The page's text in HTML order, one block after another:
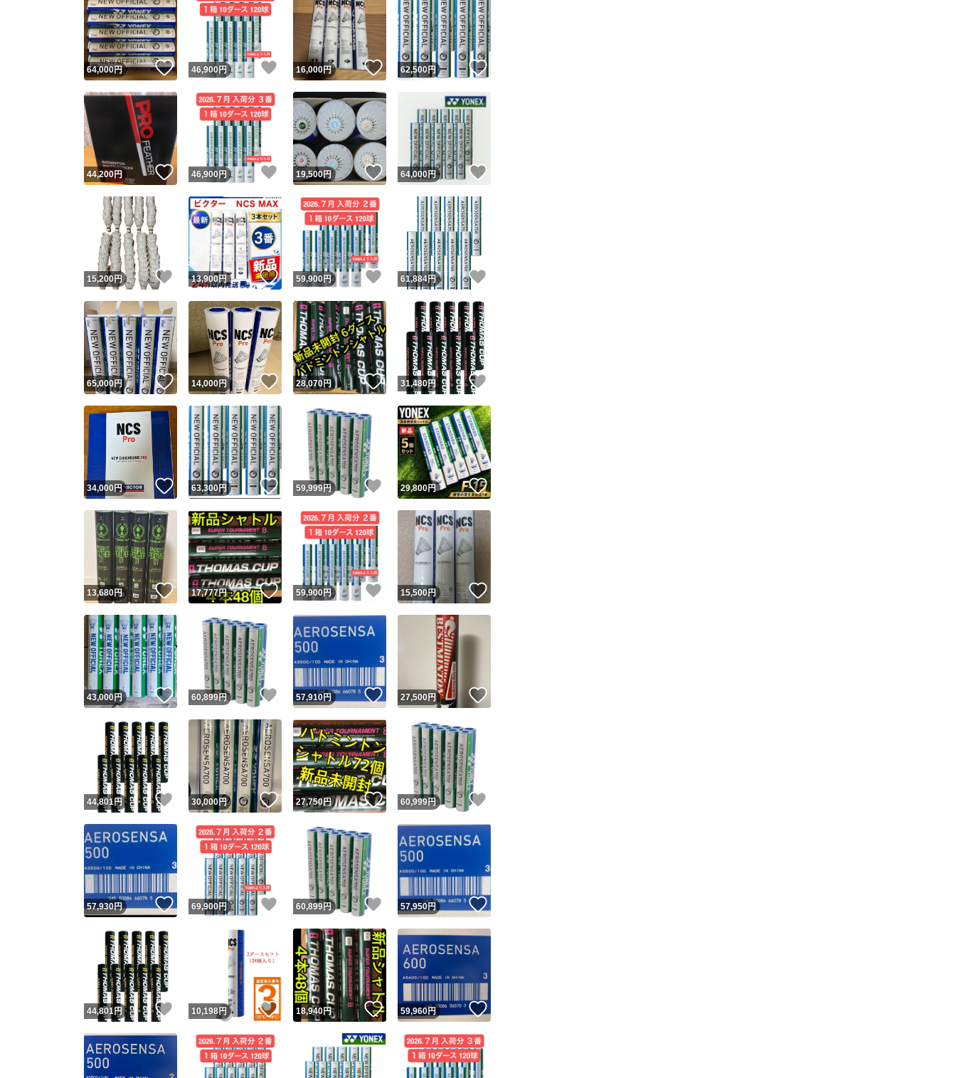
安心取引出品者
安心取引出品者 Yahoo!フリマの基準をクリアした安心・安全なユーザーです
取引実績
取引実績◯+ このユーザーはYahoo!フリマの取引を完了させた実績があります
他フリマ実績◯+ このユーザーは他フリマサービスでの取引実績があります
スピード&安心発送
※このバッジは実績に基づく表示であり、発送を保証しているものではありません
スピード＆安心発送
このユーザーは高頻度で24時間以内＆設定した発送日数内に発送してい
ます
スピード発送 このユーザーは高頻度で24時間以内に発送しています
安心発送 このユーザーは設定した発送日数内に発送しています
この商品の情報をコピーします
商品画像の無断転載は禁止されています
コピーは1商品につき1回
出品ページへ
キャンセル
64,000円 いいね！
46,900円 いいね！
16,000円 いいね！
62,500円
44,200円 いいね！
46,900円 いいね！
19,500円 いいね！
64,000円
15,200円 いいね！
13,900円 いいね！
59,900円 いいね！
61,884円
65,000円 いいね！
14,000円 いいね！
28,070円 いいね！
31,480円
34,000円 いいね！
63,300円 いいね！
59,999円 いいね！
29,800円 いいね！
13,680円 いいね！
17,777円 いいね！
59,900円 いいね！
15,500円
43,000円 いいね！
60,899円 いいね！
57,910円 いいね！
27,500円
44,801円 いいね！
30,000円 いいね！
27,750円 いいね！
60,999円
57,930円 いいね！
69,900円 いいね！
60,899円 いいね！
57,950円
44,801円 いいね！
10,198円 いいね！
18,940円 いいね！
59,960円